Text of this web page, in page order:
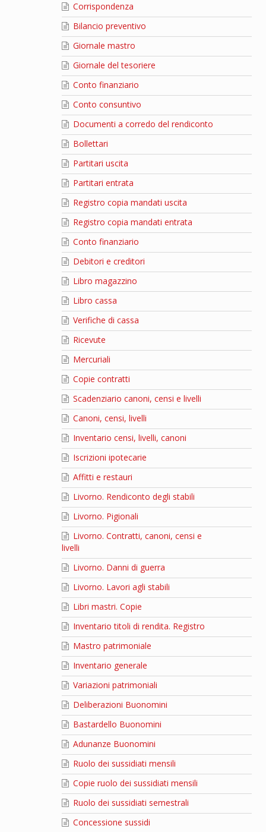
Corrispondenza
Bilancio preventivo
Giornale mastro
Giornale del tesoriere
Conto finanziario
Conto consuntivo
Documenti a corredo del rendiconto
Bollettari
Partitari uscita
Partitari entrata
Registro copia mandati uscita
Registro copia mandati entrata
Conto finanziario
Debitori e creditori
Libro magazzino
Libro cassa
Verifiche di cassa
Ricevute
Mercuriali
Copie contratti
Scadenziario canoni, censi e livelli
Canoni, censi, livelli
Inventario censi, livelli, canoni
Iscrizioni ipotecarie
Affitti e restauri
Livorno. Rendiconto degli stabili
Livorno. Pigionali
Livorno. Contratti, canoni, censi e
livelli
Livorno. Danni di guerra
Livorno. Lavori agli stabili
Libri mastri. Copie
Inventario titoli di rendita. Registro
Mastro patrimoniale
Inventario generale
Variazioni patrimoniali
Deliberazioni Buonomini
Bastardello Buonomini
Adunanze Buonomini
Ruolo dei sussidiati mensili
Copie ruolo dei sussidiati mensili
Ruolo dei sussidiati semestrali
Concessione sussidi